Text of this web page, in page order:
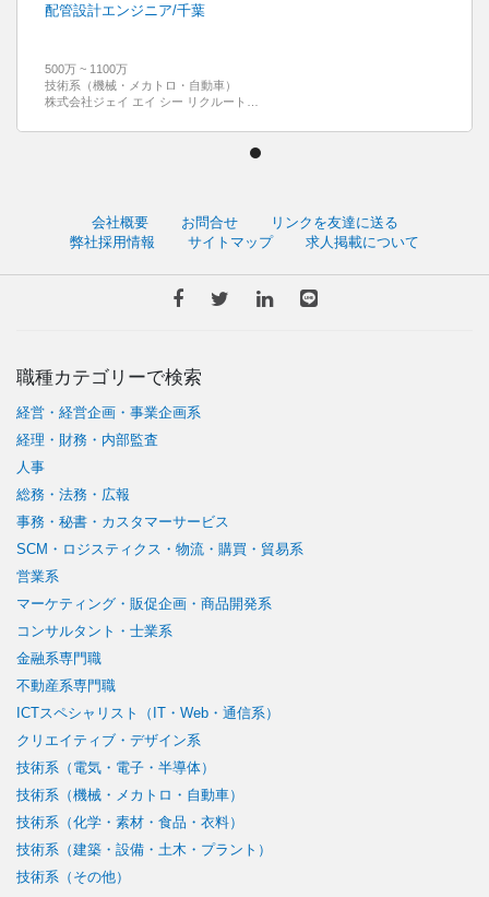
配管設計エンジニア/千葉
500万 ~ 1100万
技術系（機械・メカトロ・自動車）
会社概要 お問合せ
リンクを友達に送る
弊社採用情報
サイトマップ 求人掲載について
職種カテゴリーで検索
経営・経営企画・事業企画系
経理・財務・内部監査
人事
総務・法務・広報
事務・秘書・カスタマーサービス
SCM・ロジスティクス・物流・購買・貿易系
営業系
マーケティング・販促企画・商品開発系
コンサルタント・士業系
金融系専門職
不動産系専門職
ICTスペシャリスト（IT・Web・通信系）
クリエイティブ・デザイン系
技術系（電気・電子・半導体）
技術系（機械・メカトロ・自動車）
技術系（化学・素材・食品・衣料）
技術系（建築・設備・土木・プラント）
技術系（その他）